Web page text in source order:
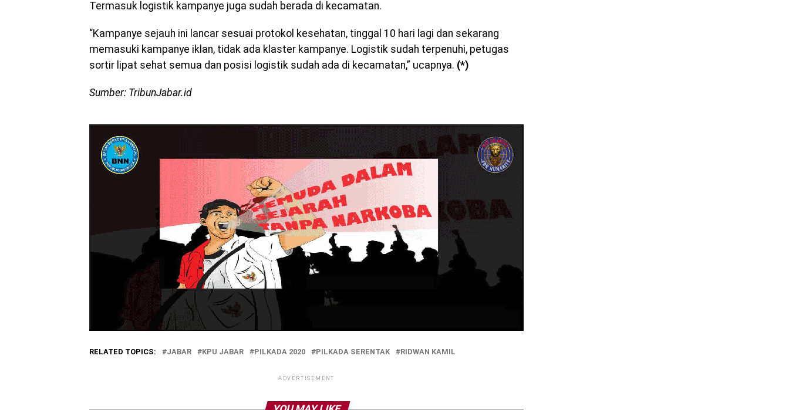
Termasuk logistik kampanye juga sudah berada di kecamatan.
“Kampanye sejauh ini lancar sesuai protokol kesehatan, tinggal 10 hari lagi dan sekarang
memasuki kampanye iklan, tidak ada klaster kampanye. Logistik sudah terpenuhi, petugas
sortir lipat sehat semua dan posisi logistik sudah ada di kecamatan,” ucapnya. (*)
Sumber: TribunJabar.id
RELATED TOPICS: JABAR KPU JABAR PILKADA 2020 PILKADA SERENTAK RIDWAN KAMIL
ADVERTISEMENT